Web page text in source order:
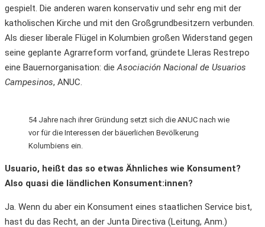
gespielt. Die anderen waren konservativ und sehr eng mit der
katholischen Kirche und mit den Großgrundbesitzern verbunden.
Als dieser liberale Flügel in Kolumbien großen Widerstand gegen
seine geplante Agrarreform vorfand, gründete Lleras Restrepo
eine Bauernorganisation: dieAsociación Nacional de Usuarios
Campesinos, ANUC.
54 Jahre nach ihrer Gründung setzt sich die ANUC nach wie
vor für die Interessen der bäuerlichen Bevölkerung
Kolumbiens ein.
Usuario, heißt das so etwas Ähnliches wie Konsument?
Also quasi die ländlichen Konsument:innen?
Ja. Wenn du aber ein Konsument eines staatlichen Service bist,
hast du das Recht, an der Junta Directiva (Leitung, Anm.)